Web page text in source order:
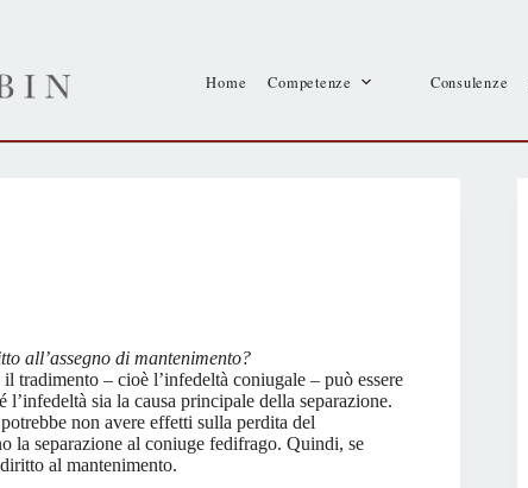
Home
Competenze Consulenze
all’assegno di mantenimento?
tradimento – cioè l’infedeltà coniugale – può essere
sia la causa principale della separazione.
non avere effetti sulla perdita del
la separazione al coniuge fedifrago. Quindi, se
al mantenimento.